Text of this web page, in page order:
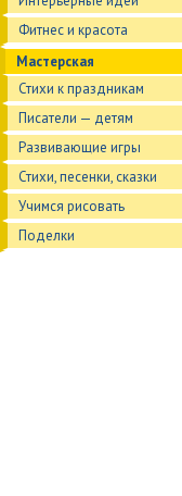
Фитнес и красота
Мастерская
Стихи к праздникам
Писатели — детям
Развивающие игры
Стихи, песенки, сказки
Учимся рисовать
Поделки